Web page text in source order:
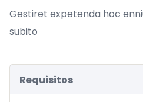
Gestiret expetenda hoc
subito
Requisitos